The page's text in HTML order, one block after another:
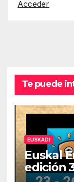
Acceder
Te puede
EUSKADI
Euskal
edición